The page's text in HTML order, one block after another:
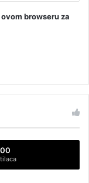
browseru za